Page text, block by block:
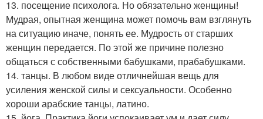
13. посещение психолога. Но обязательно женщины!
Мудрая, опытная женщина может помочь вам взглянуть
на ситуацию иначе, понять ее. Мудрость от старших
женщин передается. По этой же причине полезно
общаться с собственными бабушками, прабабушками.
14. танцы. В любом виде отличнейшая вещь для
усиления женской силы и сексуальности. Особенно
хороши арабские танцы, латино.